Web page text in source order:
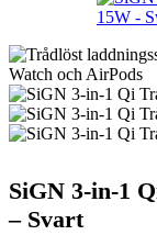
SiGN 3-in-1
– Svart